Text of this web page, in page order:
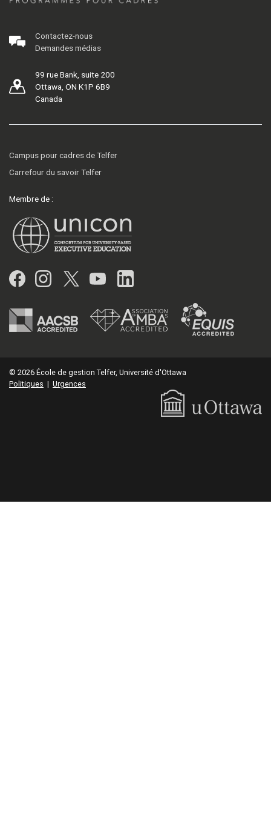
Contactez-nous
Demandes médias
99 rue Bank, suite 200
Ottawa, ON K1P 6B9
Canada
Campus pour cadres de Telfer
Carrefour du savoir Telfer
Membre de :
Facebook
Instagram
Twitter
YouTubeLinkedIn
© 2026 École de gestion Telfer, Université d'Ottawa
Politiques | Urgences